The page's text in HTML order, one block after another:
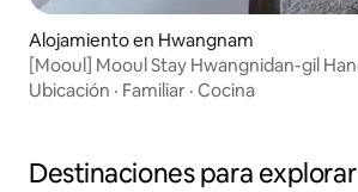
Alojamiento en Hwangnam
[Mooul] Mooul Stay Hwangnidan-gil Hanok privado
emocional
Ubicación · Familiar · Cocina
Destinaciones para explorar